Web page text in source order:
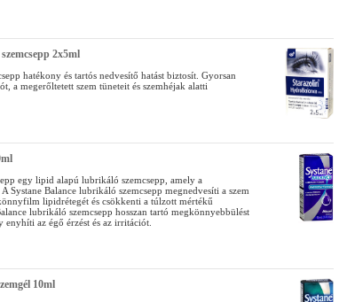
2x5ml
hatékony és tartós nedvesítő hatást biztosít. Gyorsan
a megerőltetett szem tüneteit és szemhéjak alatti
egy lipid alapú lubrikáló szemcsepp, amely a
A Systane Balance lubrikáló szemcsepp megnedvesíti a szem
lipidrétegét és csökkenti a túlzott mértékű
lubrikáló szemcsepp hosszan tartó megkönnyebbülést
enyhíti az égő érzést és az irritációt.
10ml